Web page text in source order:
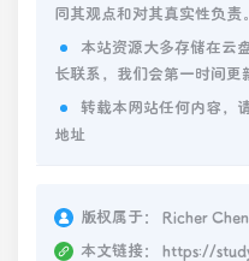
同其观点和对其真实性负责。
本站资源大多存储在云
长联系，我们会第一时间更
转载本网站任何内容，
地址
版权属于：
Richer Chen
本文链接：
https://